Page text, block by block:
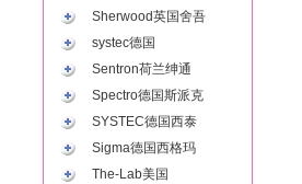
Sherwood英国舍吾
systec德国
Sentron荷兰绅通
Spectro德国斯派克
SYSTEC德国西泰
Sigma德国西格玛
The-Lab美国